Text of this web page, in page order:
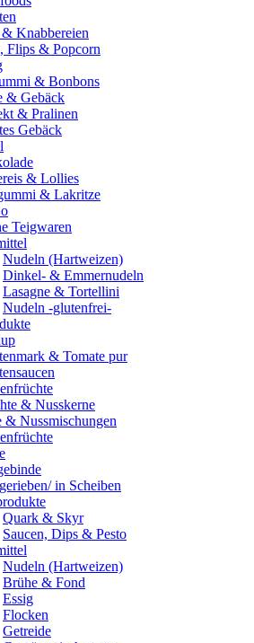
Knabbereien
Flips & Popcorn
& Bonbons
& Gebäck
& Pralinen
Gebäck
& Lollies
& Lakritze
Teigwaren
Nudeln (Hartweizen)
Dinkel- & Emmernudeln
Lasagne & Tortellini
Nudeln -glutenfrei-
& Tomate pur
& Nusskerne
& Nussmischungen
in Scheiben
Quark & Skyr
Saucen, Dips & Pesto
Nudeln (Hartweizen)
Brühe & Fond
Essig
Flocken
Getreide